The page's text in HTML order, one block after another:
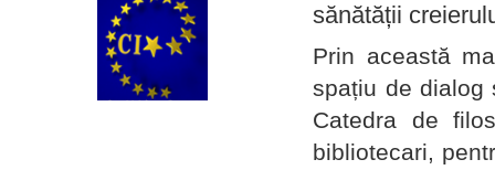
sănătății
Prin această
spațiu de dialog
Catedra de
bibliotecari,